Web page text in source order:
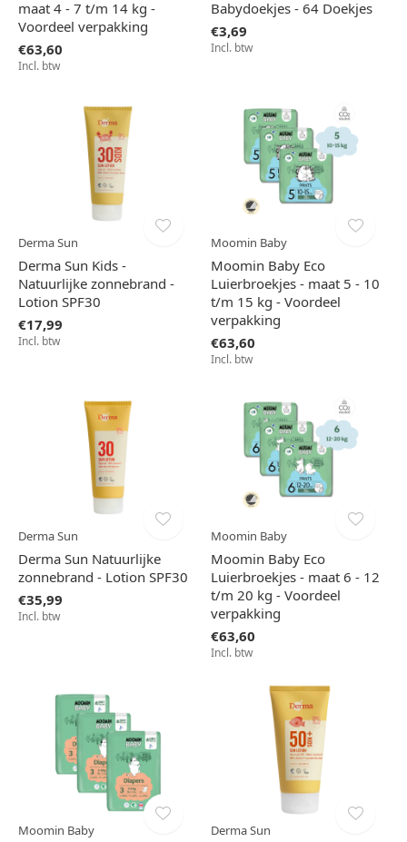
maat 4 - 7 t/m 14 kg -
Voordeel verpakking
€63,60
Incl. btw
Babydoekjes - 64 Doekjes
€3,69
Incl. btw
Derma Sun
Derma Sun Kids -
Natuurlijke zonnebrand -
Lotion SPF30
€17,99
Incl. btw
Moomin Baby
Moomin Baby Eco
Luierbroekjes - maat 5 - 10
t/m 15 kg - Voordeel
verpakking
€63,60
Incl. btw
Derma Sun
Derma Sun Natuurlijke
zonnebrand - Lotion SPF30
€35,99
Incl. btw
Moomin Baby
Moomin Baby Eco
Luierbroekjes - maat 6 - 12
t/m 20 kg - Voordeel
verpakking
€63,60
Incl. btw
Moomin Baby Derma Sun